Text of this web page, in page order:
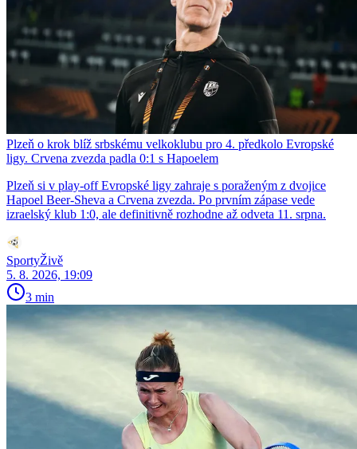
Plzeň o krok blíž srbskému velkoklubu pro 4. předkolo Evropské
ligy. Crvena zvezda padla 0:1 s Hapoelem
Plzeň si v play-off Evropské ligy zahraje s poraženým z dvojice
Hapoel Beer-Sheva a Crvena zvezda. Po prvním zápase vede
izraelský klub 1:0, ale definitivně rozhodne až odveta 11. srpna.
SportyŽivě
5. 8. 2026, 19:09
3 min